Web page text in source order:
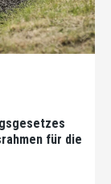
für die